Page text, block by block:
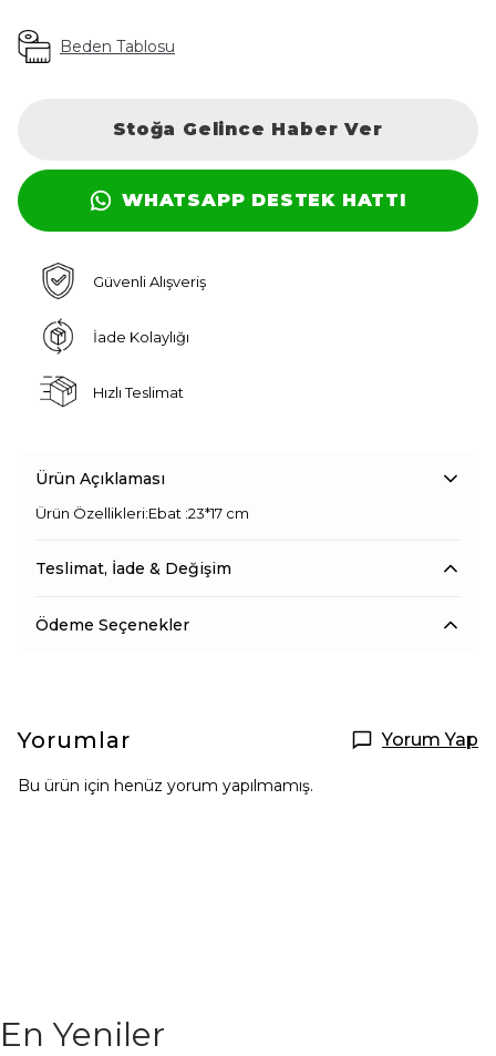
Beden Tablosu
Stoğa Gelince Haber Ver
WHATSAPP DESTEK HATTI
Güvenli Alışveriş
İade Kolaylığı
Hızlı Teslimat
Ürün Açıklaması
Ürün Özellikleri:Ebat :23*17 cm
Teslimat, İade & Değişim
Ödeme Seçenekler
Yorumlar Yorum Yap
Bu ürün için henüz yorum yapılmamış.
En Yeniler